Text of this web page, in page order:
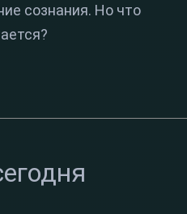
сознания. Но что